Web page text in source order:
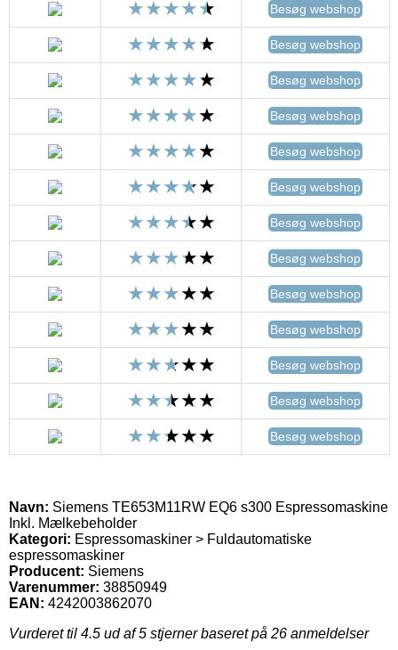
Besøg webshop
Besøg webshop
Besøg webshop
Besøg webshop
Besøg webshop
Besøg webshop
Besøg webshop
Besøg webshop
Besøg webshop
Besøg webshop
Besøg webshop
Besøg webshop
Besøg webshop
Navn: Siemens TE653M11RW EQ6 s300 Espressomaskine
Inkl. Mælkebeholder
Kategori: Espressomaskiner > Fuldautomatiske
espressomaskiner
Producent: Siemens
Varenummer: 38850949
EAN: 4242003862070
Vurderet til 4.5 ud af 5 stjerner baseret på 26 anmeldelser